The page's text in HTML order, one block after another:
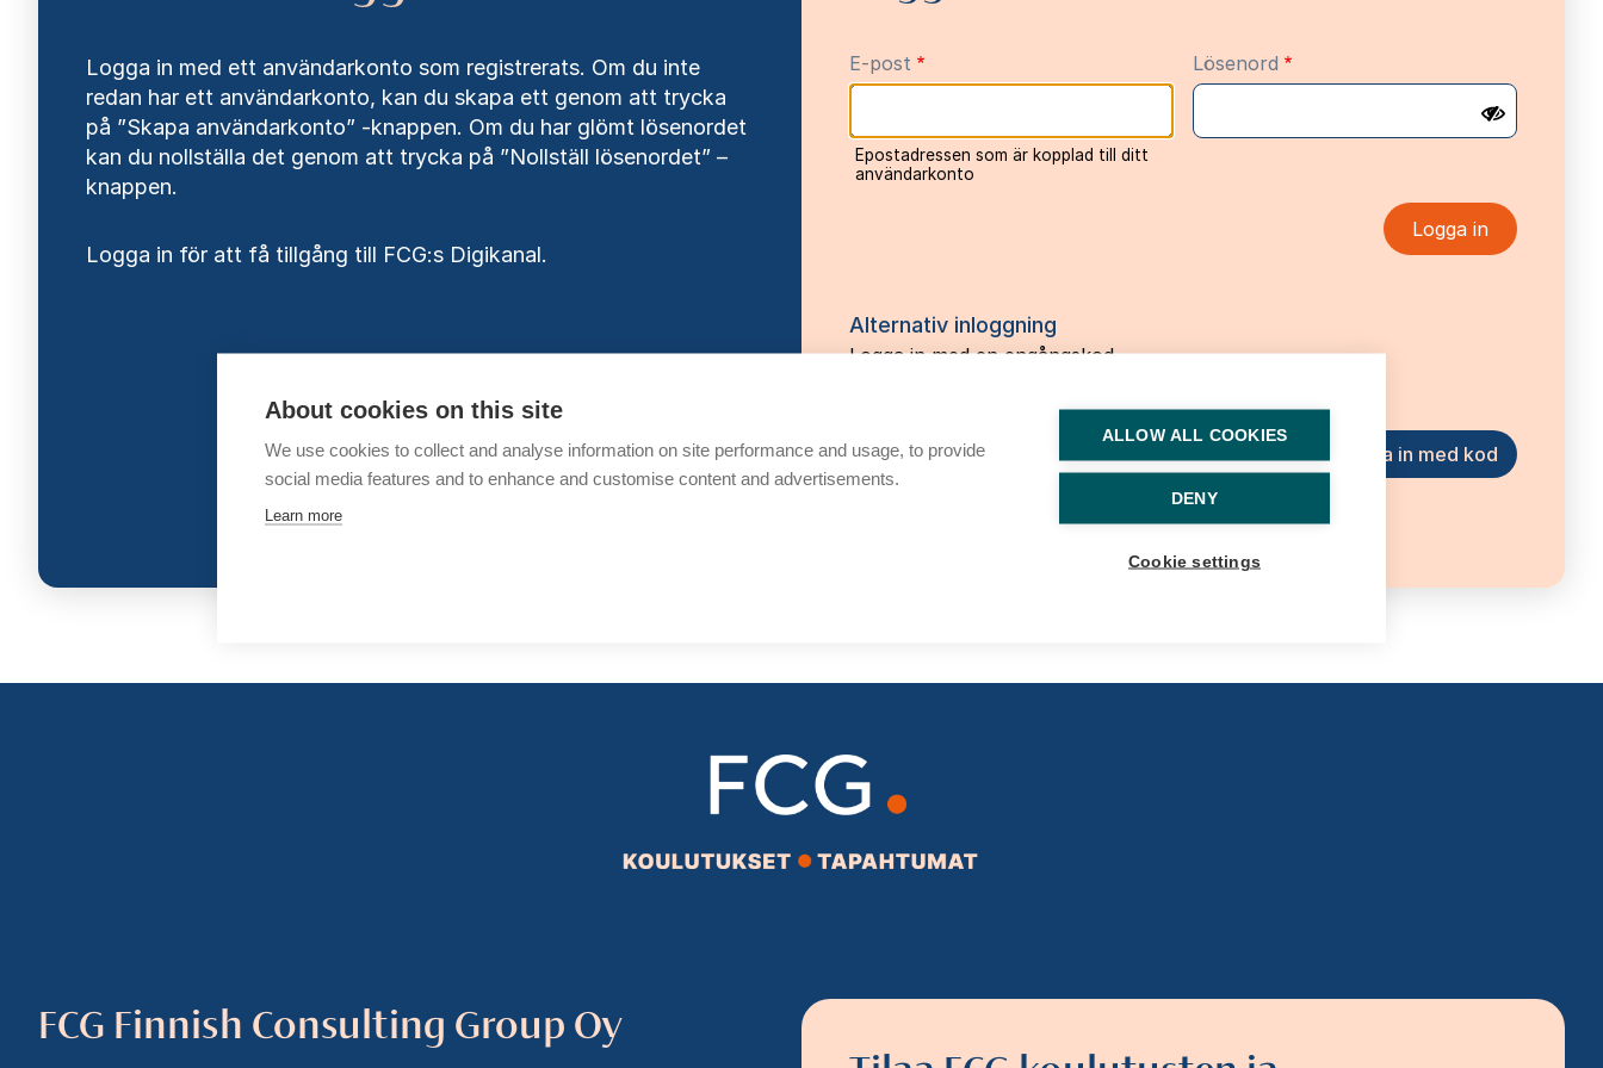
Logga in med ett användarkonto som registrerats. Om du inte
redan har ett användarkonto, kan du skapa ett genom att trycka
på ”Skapa användarkonto” -knappen. Om du har glömt lösenordet
kan du nollställa det genom att trycka på ”Nollställ lösenordet” –
knappen.
Logga in för att få tillgång till FCG:s Digikanal.
E-post
Epostadressen som är kopplad till ditt
användarkonto
Lösenord
Alternativ inloggning
Logga in med en engångskod
En engångskod för inloggning skickas till din e-
FCG Finnish Consulting Group Oy
About cookies on this site
We use cookies to collect and analyse information on site performance and usage, to provide
social media features and to enhance and customise content and advertisements.
Learn more
ALLOW ALL COOKIES
DENY
Cookie settings